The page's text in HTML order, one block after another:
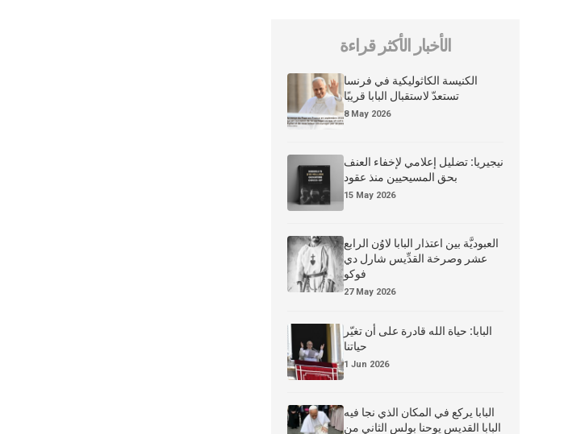
الأخبار الأكثر قراءة
الكنيسة الكاثوليكية في فرنسا
تستعدّ لاستقبال البابا قريبًا
8 May 2026
نيجيريا: تضليل إعلامي لإخفاء العنف
بحق المسيحيين منذ عقود
15 May 2026
العبوديَّة بين اعتذار البابا لاوُن الرابع
عشر وصرخة القدِّيس شارل دي
فوكو
27 May 2026
البابا: حياة الله قادرة على أن تغيّر
حياتنا
1 Jun 2026
البابا يركع في المكان الذي نجا فيه
البابا القديس يوحنا بولس الثاني من